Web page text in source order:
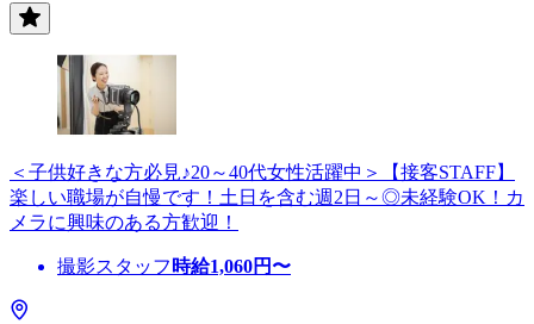
＜子供好きな方必見♪20～40代女性活躍中＞【接客STAFF】
楽しい職場が自慢です！土日を含む週2日～◎未経験OK！カ
メラに興味のある方歓迎！
撮影スタッフ 時給1,060円〜